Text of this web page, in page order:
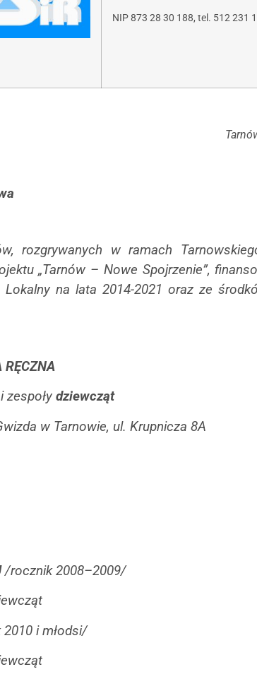
NIP 873 28 30 188, tel. 512 231
rozgrywanych w ramach
„Tarnów – Nowe Spojrzenie”,
na lata 2014-2021 oraz ze
RĘCZNA
i zespołydziewcząt
w Tarnowie, ul. Krupnicza 8A
/rocznik 2008–2009/
i młodsi/